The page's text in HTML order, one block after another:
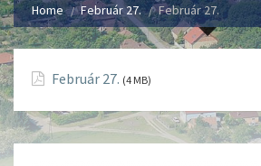
Home Február 27. Február 27.
Február 27. (4 MB)